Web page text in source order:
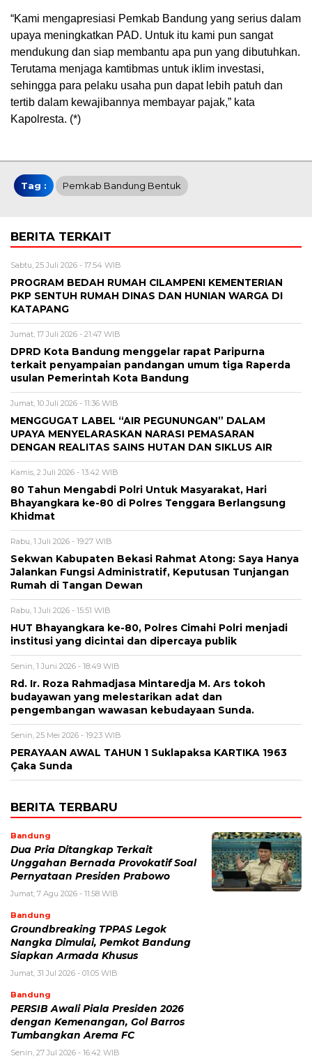
“Kami mengapresiasi Pemkab Bandung yang serius dalam
upaya meningkatkan PAD. Untuk itu kami pun sangat
mendukung dan siap membantu apa pun yang dibutuhkan.
Terutama menjaga kamtibmas untuk iklim investasi,
sehingga para pelaku usaha pun dapat lebih patuh dan
tertib dalam kewajibannya membayar pajak,” kata
Kapolresta. (*)
Tag : Pemkab Bandung Bentuk
BERITA TERKAIT
Sabtu, 25 Juli 2026 - 17:54 WIB
PROGRAM BEDAH RUMAH CILAMPENI KEMENTERIAN
PKP SENTUH RUMAH DINAS DAN HUNIAN WARGA DI
KATAPANG
Jumat, 17 Juli 2026 - 21:47 WIB
DPRD Kota Bandung menggelar rapat Paripurna
terkait penyampaian pandangan umum tiga Raperda
usulan Pemerintah Kota Bandung
Jumat, 10 Juli 2026 - 11:36 WIB
MENGGUGAT LABEL “AIR PEGUNUNGAN” DALAM
UPAYA MENYELARASKAN NARASI PEMASARAN
DENGAN REALITAS SAINS HUTAN DAN SIKLUS AIR
Kamis, 2 Juli 2026 - 13:42 WIB
80 Tahun Mengabdi Polri Untuk Masyarakat, Hari
Bhayangkara ke-80 di Polres Tenggara Berlangsung
Khidmat
Rabu, 1 Juli 2026 - 19:27 WIB
Sekwan Kabupaten Bekasi Rahmat Atong: Saya Hanya
Jalankan Fungsi Administratif, Keputusan Tunjangan
Rumah di Tangan Dewan
Rabu, 1 Juli 2026 - 15:51 WIB
HUT Bhayangkara ke-80, Polres Cimahi Polri menjadi
institusi yang dicintai dan dipercaya publik
Senin, 1 Juni 2026 - 18:49 WIB
Rd. Ir. Roza Rahmadjasa Mintaredja M. Ars tokoh
budayawan yang melestarikan adat dan
pengembangan wawasan kebudayaan Sunda.
Senin, 25 Mei 2026 - 19:23 WIB
PERAYAAN AWAL TAHUN 1 Suklapaksa KARTIKA 1963
Çaka Sunda
BERITA TERBARU
Bandung
Dua Pria Ditangkap Terkait
Unggahan Bernada Provokatif Soal
Pernyataan Presiden Prabowo
Jumat, 7 Agu 2026 - 11:58 WIB
Bandung
Groundbreaking TPPAS Legok
Nangka Dimulai, Pemkot Bandung
Siapkan Armada Khusus
Jumat, 31 Jul 2026 - 01:05 WIB
Bandung
PERSIB Awali Piala Presiden 2026
dengan Kemenangan, Gol Barros
Tumbangkan Arema FC
Senin, 27 Jul 2026 - 16:42 WIB